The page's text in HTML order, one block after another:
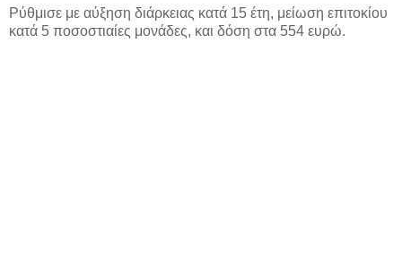
Ρύθμισε με αύξηση διάρκειας κατά 15 έτη, μείωση επιτοκίου
κατά 5 ποσοστιαίες μονάδες, και δόση στα 554 ευρώ.